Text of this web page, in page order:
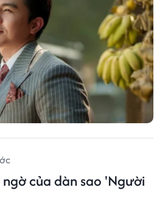
của dàn sao 'Người